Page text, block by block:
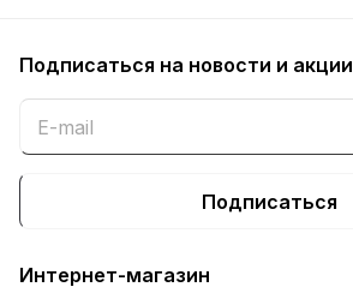
Подписаться на новости и акции
Подписаться
Интернет-магазин